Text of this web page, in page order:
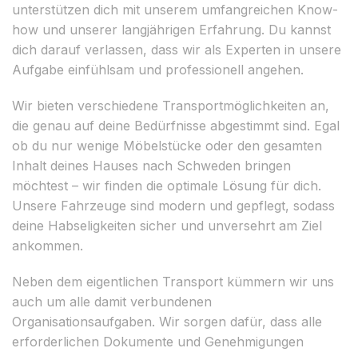
unterstützen dich mit unserem umfangreichen Know-
how und unserer langjährigen Erfahrung. Du kannst
dich darauf verlassen, dass wir als Experten in unsere
Aufgabe einfühlsam und professionell angehen.
Wir bieten verschiedene Transportmöglichkeiten an,
die genau auf deine Bedürfnisse abgestimmt sind. Egal
ob du nur wenige Möbelstücke oder den gesamten
Inhalt deines Hauses nach Schweden bringen
möchtest – wir finden die optimale Lösung für dich.
Unsere Fahrzeuge sind modern und gepflegt, sodass
deine Habseligkeiten sicher und unversehrt am Ziel
ankommen.
Neben dem eigentlichen Transport kümmern wir uns
auch um alle damit verbundenen
Organisationsaufgaben. Wir sorgen dafür, dass alle
erforderlichen Dokumente und Genehmigungen